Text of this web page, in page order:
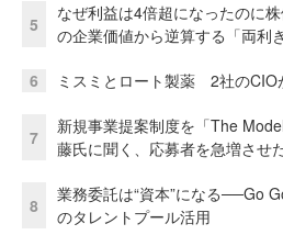
5
なぜ利益は4倍超になったのに
の企業価値から逆算する「両利
6 ミスミとロート製薬 2社のCIO
7
新規事業提案制度を「The
藤氏に聞く、応募者を急増させ
8
業務委託は“資本”になる──Go
のタレントプール活用